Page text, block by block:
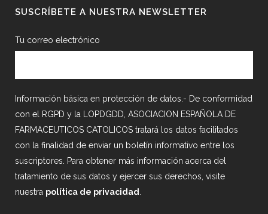
SUSCRÍBETE A NUESTRA NEWSLETTER
Tu correo electrónico
Información básica en protección de datos.- De conformidad
con el RGPD y la LOPDGDD, ASOCIACION ESPAÑOLA DE
FARMACEUTICOS CATOLICOS tratará los datos facilitados
con la finalidad de enviar un boletín informativo entre los
suscriptores. Para obtener más información acerca del
tratamiento de sus datos y ejercer sus derechos, visite
nuestra política de privacidad